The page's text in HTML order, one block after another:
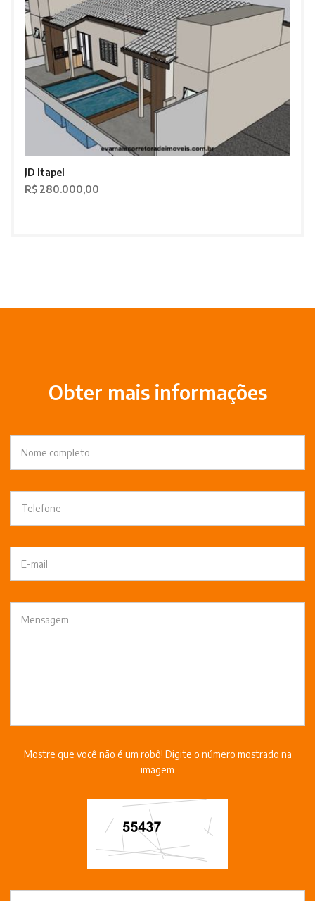
JD Itapel
R$ 280.000,00
Obter mais informações
Mostre que você não é um robô! Digite o número mostrado na
imagem